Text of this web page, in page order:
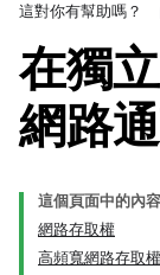
這對你有幫助嗎？
在獨
網路
這個頁面中的內容
網路存取權
高頻寬網路存取權